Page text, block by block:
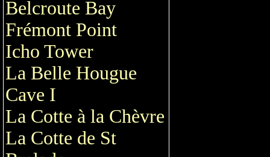
Belcroute Bay
Frémont Point
Icho Tower
La Belle Hougue
Cave I
La Cotte à la Chèvre
La Cotte de St